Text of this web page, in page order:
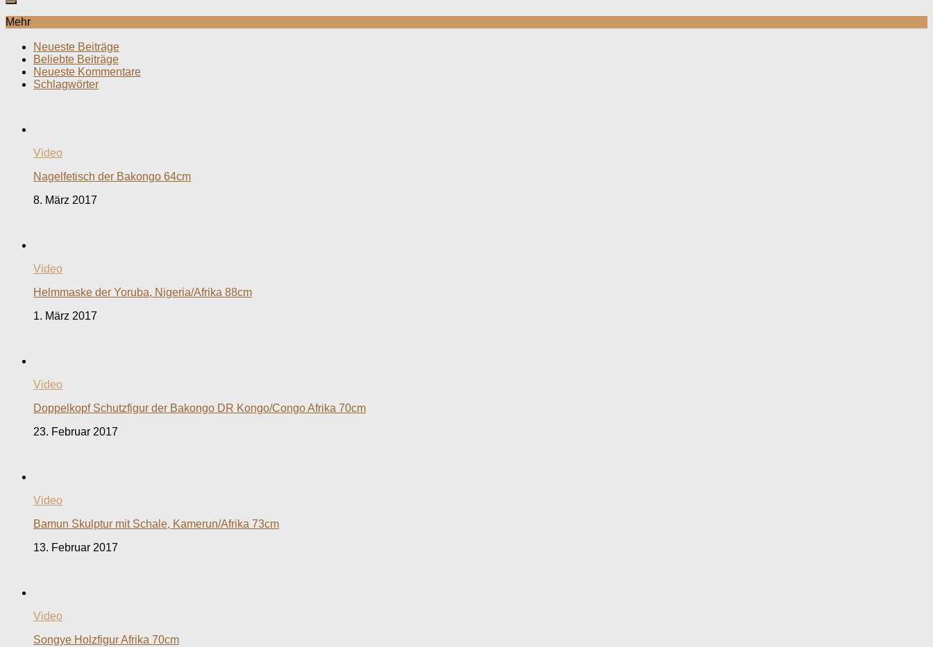
Mehr
Neueste Beiträge
Beliebte Beiträge
Neueste Kommentare
Schlagwörter
Video
Nagelfetisch der Bakongo 64cm
8. März 2017
Video
Helmmaske der Yoruba, Nigeria/Afrika 88cm
1. März 2017
Video
Doppelkopf Schutzfigur der Bakongo DR Kongo/Congo Afrika 70cm
23. Februar 2017
Video
Bamun Skulptur mit Schale, Kamerun/Afrika 73cm
13. Februar 2017
Video
Songye Holzfigur Afrika 70cm